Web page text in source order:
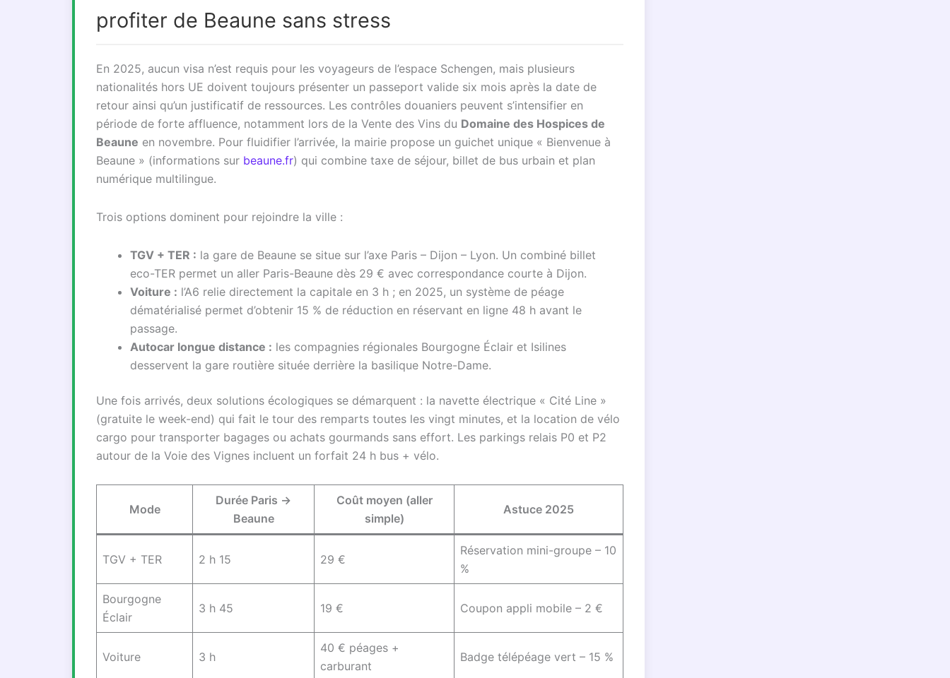
profiter de Beaune sans stress
En 2025, aucun visa n’est requis pour les voyageurs de l’espace Schengen, mais plusieurs
nationalités hors UE doivent toujours présenter un passeport valide six mois après la date de
retour ainsi qu’un justificatif de ressources. Les contrôles douaniers peuvent s’intensifier en
période de forte affluence, notamment lors de la Vente des Vins du Domaine des Hospices de
Beaune en novembre. Pour fluidifier l’arrivée, la mairie propose un guichet unique « Bienvenue à
Beaune » (informations sur beaune.fr) qui combine taxe de séjour, billet de bus urbain et plan
numérique multilingue.
Trois options dominent pour rejoindre la ville :
TGV + TER : la gare de Beaune se situe sur l’axe Paris – Dijon – Lyon. Un combiné billet
eco-TER permet un aller Paris-Beaune dès 29 € avec correspondance courte à Dijon.
Voiture : l’A6 relie directement la capitale en 3 h ; en 2025, un système de péage
dématérialisé permet d’obtenir 15 % de réduction en réservant en ligne 48 h avant le
passage.
Autocar longue distance : les compagnies régionales Bourgogne Éclair et Isilines
desservent la gare routière située derrière la basilique Notre-Dame.
Une fois arrivés, deux solutions écologiques se démarquent : la navette électrique « Cité Line »
(gratuite le week-end) qui fait le tour des remparts toutes les vingt minutes, et la location de vélo
cargo pour transporter bagages ou achats gourmands sans effort. Les parkings relais P0 et P2
autour de la Voie des Vignes incluent un forfait 24 h bus + vélo.
Mode
Durée Paris →
Beaune
Coût moyen (aller
simple)
Astuce 2025
TGV + TER 2 h 15 29 €
Réservation mini-groupe – 10
%
Bourgogne
Éclair
3 h 45 19 € Coupon appli mobile – 2 €
Voiture 3 h
40 € péages +
carburant
Badge télépéage vert – 15 %